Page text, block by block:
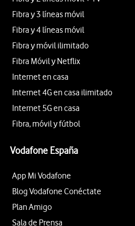
Fibra y 3 líneas móvil
Fibra y 4 líneas móvil
Fibra y móvil ilimitado
Fibra Móvil y Netflix
Internet en casa
Internet 4G en casa ilimitado
Internet 5G en casa
Fibra, móvil y fútbol
Vodafone España
App Mi Vodafone
Blog Vodafone Conéctate
Plan Amigo
Sala de Prensa